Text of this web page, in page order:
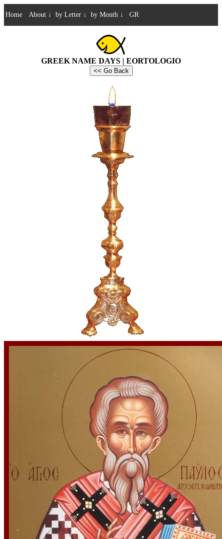
Home About ↓ by Letter ↓ by Month ↓ GR
GREEK NAME DAYS | EORTOLOGIO
<< Go Back